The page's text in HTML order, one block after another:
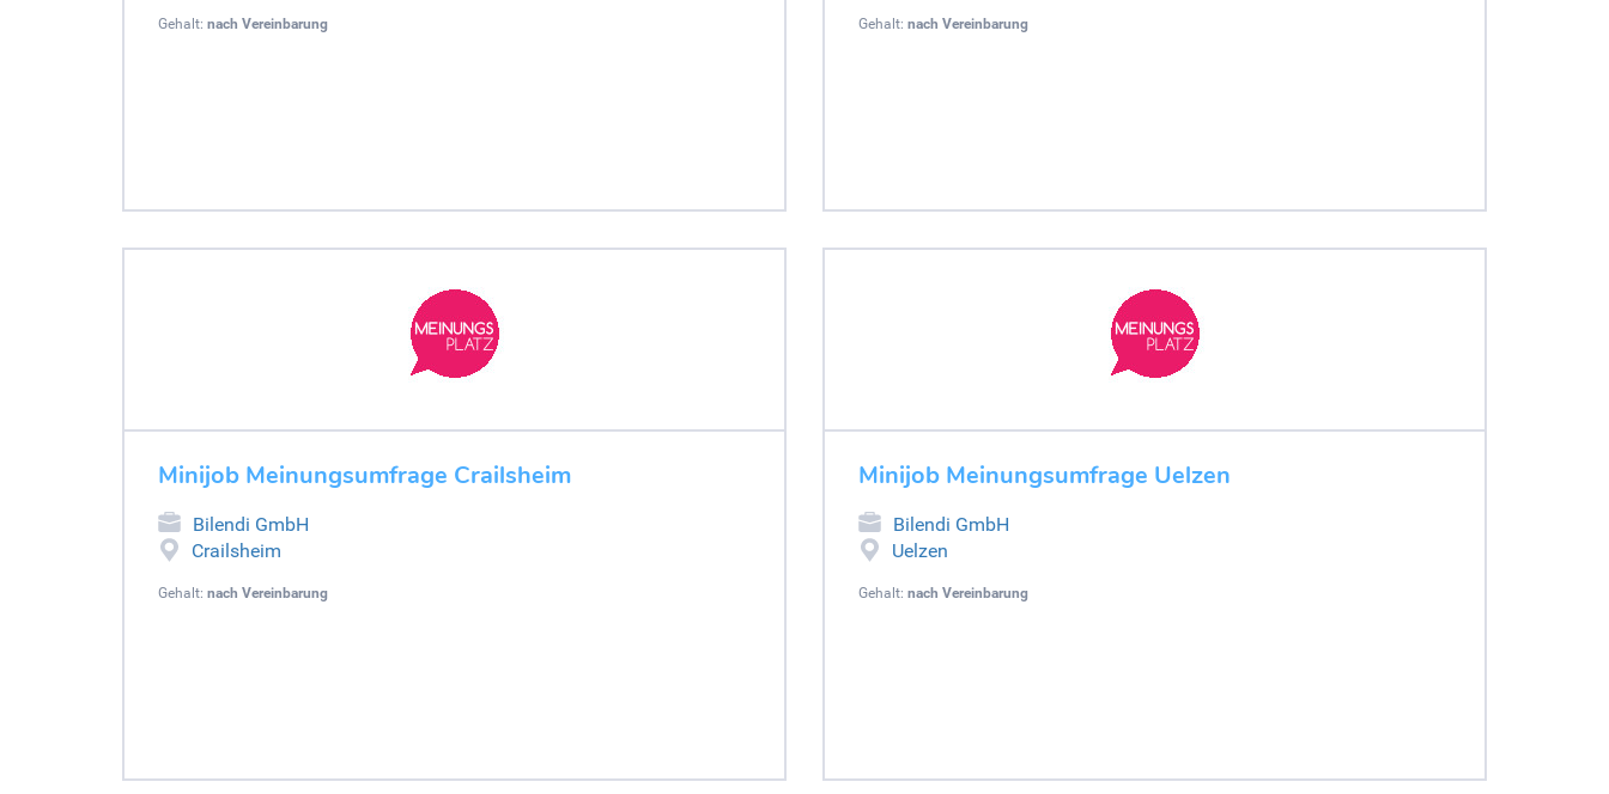
Gehalt: nach Vereinbarung Gehalt: nach Vereinbarung
Minijob Meinungsumfrage Crailsheim
Bilendi GmbH
Crailsheim
Gehalt: nach Vereinbarung
Minijob Meinungsumfrage Uelzen
Bilendi GmbH
Uelzen
Gehalt: nach Vereinbarung